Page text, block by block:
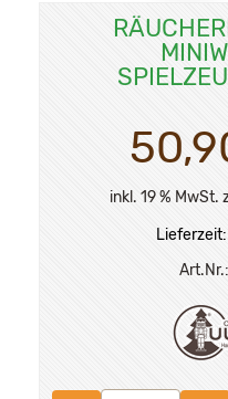
inkl. 19 % MwSt.
Lieferzeit:
Art.Nr.: